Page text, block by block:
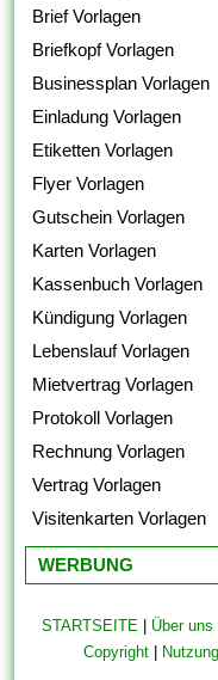
Brief Vorlagen
Briefkopf Vorlagen
Businessplan Vorlagen
Einladung Vorlagen
Etiketten Vorlagen
Flyer Vorlagen
Gutschein Vorlagen
Karten Vorlagen
Kassenbuch Vorlagen
Kündigung Vorlagen
Lebenslauf Vorlagen
Mietvertrag Vorlagen
Protokoll Vorlagen
Rechnung Vorlagen
Vertrag Vorlagen
Visitenkarten Vorlagen
WERBUNG
STARTSEITE | Über uns
Copyright|